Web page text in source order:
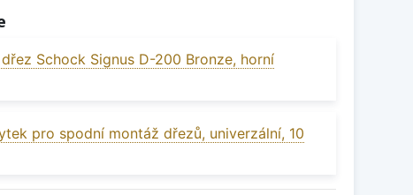
Schock Signus D-200 Bronze, horní
pro spodní montáž dřezů, univerzální, 10